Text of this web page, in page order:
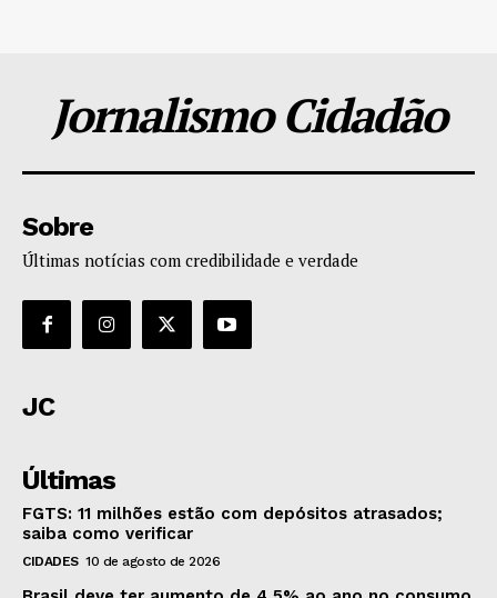
Jornalismo Cidadão
Sobre
Últimas notícias com credibilidade e verdade
JC
Últimas
FGTS: 11 milhões estão com depósitos atrasados;
saiba como verificar
CIDADES 10 de agosto de 2026